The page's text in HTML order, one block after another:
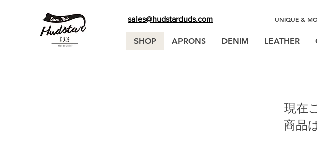
sales@hudstarduds.com UNIQUE &
SHOP APRONS DENIM LEATHER
現在
商品